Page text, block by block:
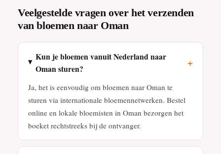
Veelgestelde vragen over het verzenden
van bloemen naar Oman
Kun je bloemen vanuit Nederland naar
Oman sturen?
+
Ja, het is eenvoudig om bloemen naar Oman te
sturen via internationale bloemennetwerken. Bestel
online en lokale bloemisten in Oman bezorgen het
boeket rechtstreeks bij de ontvanger.